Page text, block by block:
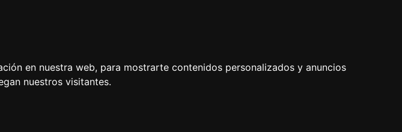
en nuestra web, para mostrarte contenidos personalizados y anuncios
nuestros visitantes.